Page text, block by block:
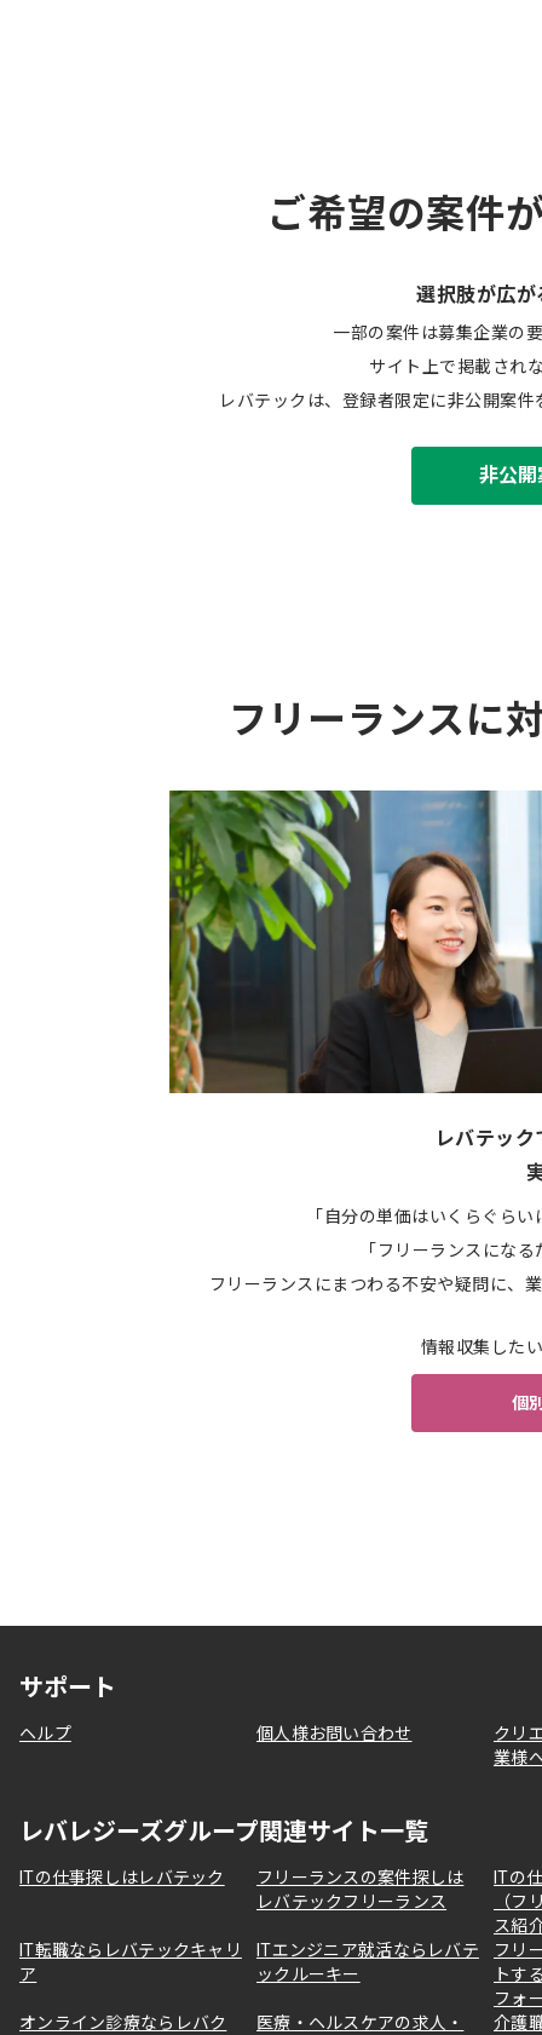
ご希望の案件
選択肢が広が
一部の案件は募集企業の
サイト上で掲載され
レバテックは、登録者限定に非公開案
非公
フリーランスに
レバテッ
「自分の単価はいくらぐら
「フリーランスにな
フリーランスにまつわる不安や疑問に、
情報収集した
個
サポート
ヘルプ 個人様お問い合わせ
クリ
業様
レバレジーズグループ関連サイト一覧
ITの仕事探しはレバテック
フリーランスの案件探しは
レバテックフリーランス
ITの
（フ
ス紹
IT転職ならレバテックキャリ
ア
ITエンジニア就活ならレバテ
ックルーキー
フリ
トす
フォ
オンライン診療ならレバク
医療・ヘルスケアの求人・
介護